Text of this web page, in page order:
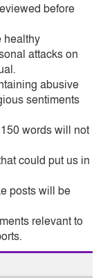
before
healthy
attacks on
abusive
sentiments
words will not
could put us in
posts will be
relevant to